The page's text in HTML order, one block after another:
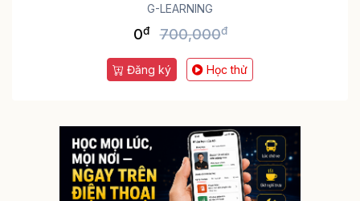
3h
G-LEARNING
0đ 700,000đ
Đăng ký Học thử